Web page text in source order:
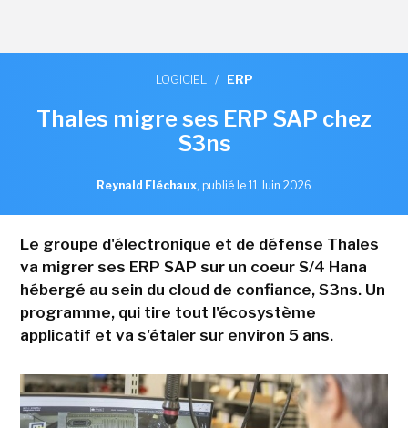
LOGICIEL / ERP
Thales migre ses ERP SAP chez
S3ns
Reynald Fléchaux, publié le 11 Juin 2026
Le groupe d'électronique et de défense Thales
va migrer ses ERP SAP sur un coeur S/4 Hana
hébergé au sein du cloud de confiance, S3ns. Un
programme, qui tire tout l'écosystème
applicatif et va s'étaler sur environ 5 ans.